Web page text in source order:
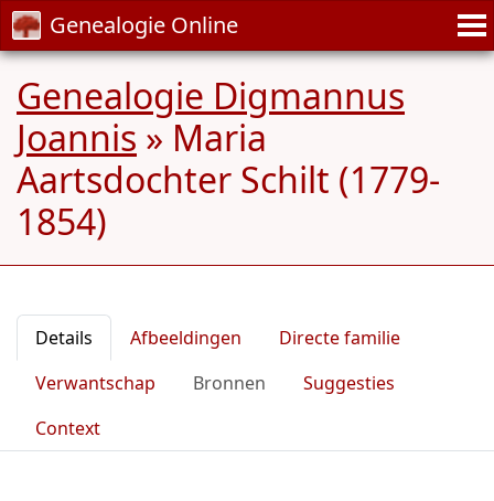
Genealogie Online
Genealogie Digmannus
Joannis » Maria
Aartsdochter Schilt (1779-
1854)
Details Afbeeldingen
Directe familie
Verwantschap
Bronnen
Suggesties
Context